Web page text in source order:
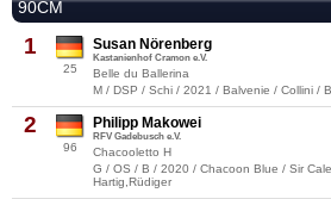
90CM
1
25
Susan Nörenberg
Kastanienhof Cramon e.V.
Belle du Ballerina
M / DSP / Schi / 2021 / Balvenie / Collini /
2
96
Philipp Makowei
RFV Gadebusch e.V.
Chacooletto H
G / OS / B / 2020 / Chacoon Blue / Sir
Hartig,Rüdiger